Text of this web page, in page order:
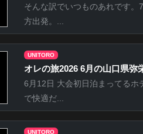
そんな訳でいつものあれです
方出発。...
UNITORO
オレの旅2026 6月の山口県弥
6月12日 大会初日泊まってるホ
で快適だ...
UNITORO